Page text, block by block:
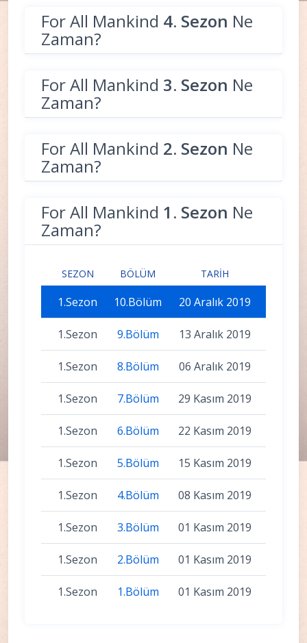
For All Mankind 4. Sezon Ne
Zaman?
For All Mankind 3. Sezon Ne
Zaman?
For All Mankind 2. Sezon Ne
Zaman?
For All Mankind 1. Sezon Ne
Zaman?
SEZON BÖLÜM TARIH
1.Sezon 10.Bölüm 20 Aralık 2019
1.Sezon 9.Bölüm 13 Aralık 2019
1.Sezon 8.Bölüm 06 Aralık 2019
1.Sezon 7.Bölüm 29 Kasım 2019
1.Sezon 6.Bölüm 22 Kasım 2019
1.Sezon 5.Bölüm 15 Kasım 2019
1.Sezon 4.Bölüm 08 Kasım 2019
1.Sezon 3.Bölüm 01 Kasım 2019
1.Sezon 2.Bölüm 01 Kasım 2019
1.Sezon 1.Bölüm 01 Kasım 2019